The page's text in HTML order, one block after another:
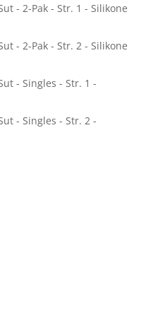
- 2-Pak - Str. 1 - Silikone
- 2-Pak - Str. 2 - Silikone
- Singles - Str. 1 -
- Singles - Str. 2 -